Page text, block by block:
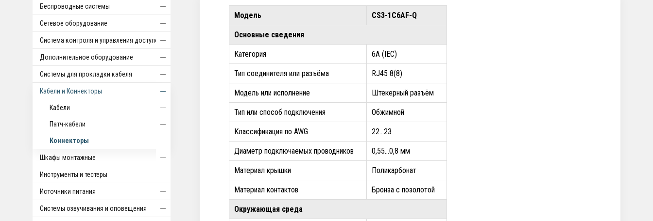
Беспроводные системы
Cетевое оборудование
Система контроля и управления доступом
Дополнительное оборудование
Системы для прокладки кабеля
Кабели и Коннекторы
Кабели
Патч-кабели
Коннекторы
Шкафы монтажные
Инструменты и тестеры
Источники питания
Системы озвучивания и оповещения
Модель CS3-1C6AF-Q
Основные сведения
Категория 6A (IEC)
Тип соединителя или разъёма RJ45 8(8)
Модель или исполнение Штекерный разъём
Тип или способ подключения Обжимной
Классификация по AWG 22...23
Диаметр подключаемых проводников 0,55…0,8 мм
Материал крышки Поликарбонат
Материал контактов Бронза с позолотой
Окружающая среда